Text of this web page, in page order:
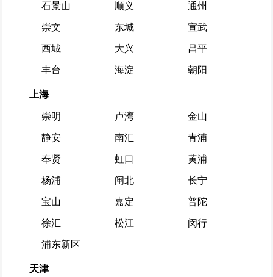
石景山 顺义 通州
崇文 东城 宣武
西城 大兴 昌平
丰台 海淀 朝阳
上海
崇明 卢湾 金山
静安 南汇 青浦
奉贤 虹口 黄浦
杨浦 闸北 长宁
宝山 嘉定 普陀
徐汇 松江 闵行
浦东新区
天津